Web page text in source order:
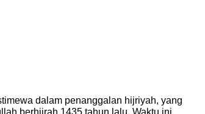
dalam penanggalan hijriyah, yang
berhijrah 1435 tahun lalu. Waktu ini